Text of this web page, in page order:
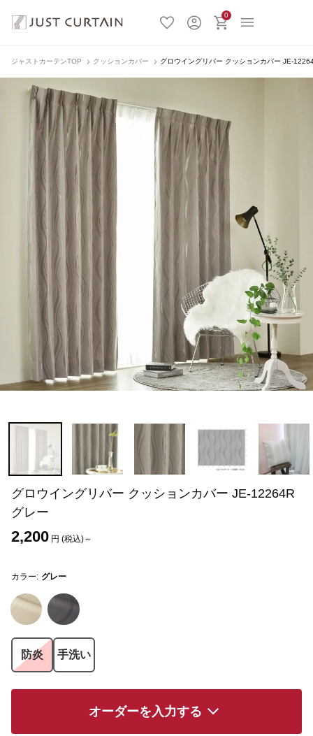
0
ジャストカーテンTOP クッションカバー グロウイングリバー クッションカバー JE-
グロウイングリバー クッションカバー JE-12264R
グレー
2,200 円 (税込)～
カラー: グレー
防炎 手洗い
オーダーを入力する